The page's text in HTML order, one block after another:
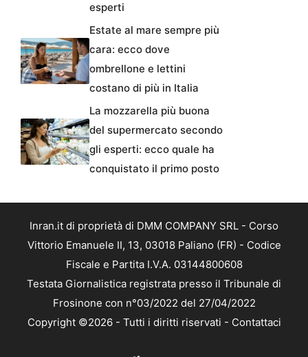
esperti
Estate al mare sempre più
cara: ecco dove
ombrellone e lettini
costano di più in Italia
La mozzarella più buona
del supermercato secondo
gli esperti: ecco quale ha
conquistato il primo posto
Inran.it di proprietà di DMM COMPANY SRL - Corso
Vittorio Emanuele II, 13, 03018 Paliano (FR) - Codice
Fiscale e Partita I.V.A. 03144800608
Testata Giornalistica registrata presso il Tribunale di
Frosinone con n°03/2022 del 27/04/2022
Copyright ©2026 - Tutti i diritti riservati - Contattaci